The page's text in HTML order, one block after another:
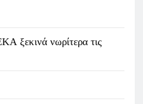
ξεκινά νωρίτερα τις